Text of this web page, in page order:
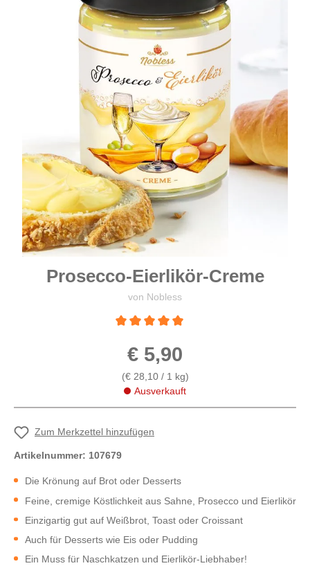
Prosecco-Eierlikör-Creme
von Nobless
€ 5,90
(€ 28,10 / 1 kg)
Ausverkauft
Zum Merkzettel hinzufügen
Artikelnummer: 107679
Die Krönung auf Brot oder Desserts
Feine, cremige Köstlichkeit aus Sahne, Prosecco und Eierlikör
Einzigartig gut auf Weißbrot, Toast oder Croissant
Auch für Desserts wie Eis oder Pudding
Ein Muss für Naschkatzen und Eierlikör-Liebhaber!